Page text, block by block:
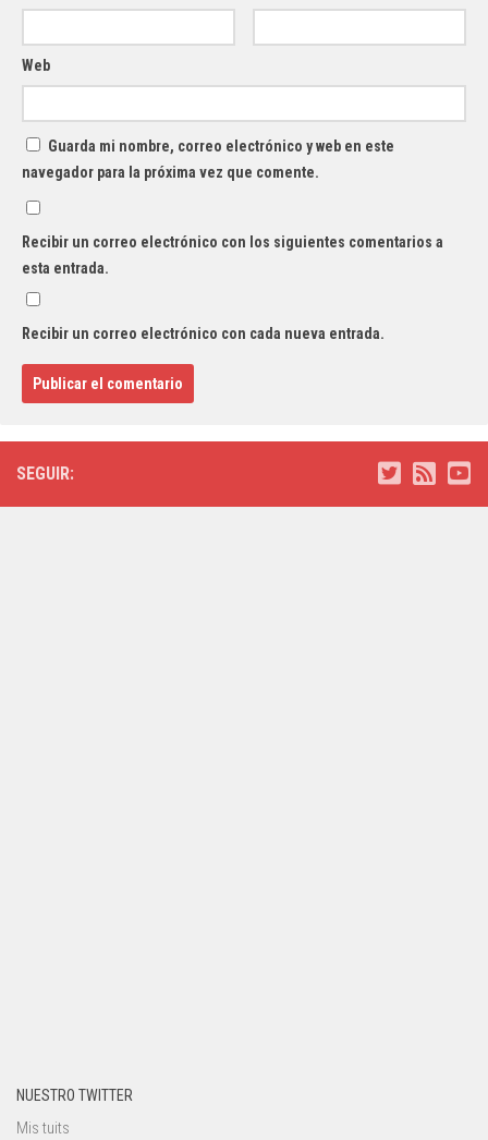
Web
Guarda mi nombre, correo electrónico y web en este
navegador para la próxima vez que comente.
Recibir un correo electrónico con los siguientes comentarios a
esta entrada.
Recibir un correo electrónico con cada nueva entrada.
SEGUIR:
NUESTRO TWITTER
Mis tuits